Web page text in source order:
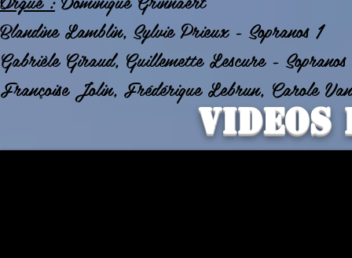
Blandine Lamblin, Sylvie Prieux - Sopranos 1
Gabrièle Giraud, Guillemette Lescure -
Françoise Jolin, Frédérique Lebrun, Carole